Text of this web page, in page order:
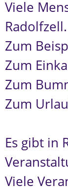
Viele
Radolfzell.
Zum
Zum
Zum
Zum
Es gibt in
Viele